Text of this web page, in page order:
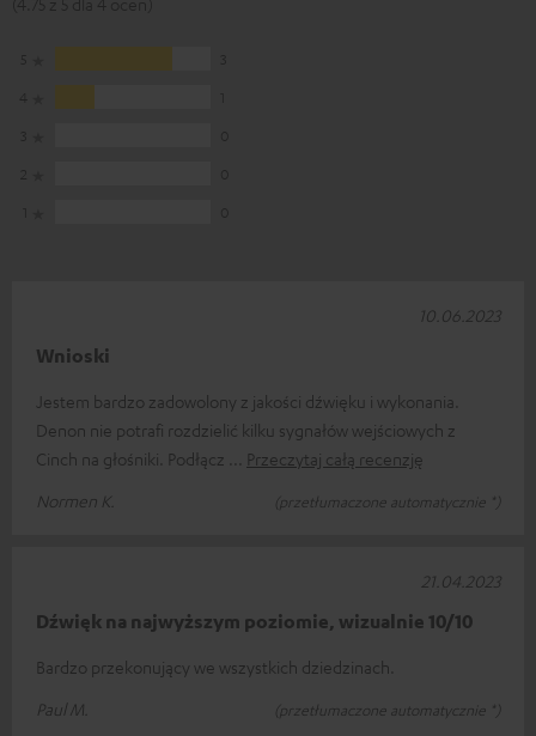
Wnioski
Jestem bardzo zadowolony z jakości dźwięku i wykonania.
Denon nie potrafi rozdzielić kilku sygnałów wejściowych z
Cinch na głośniki. Podłącz
Przeczytaj całą recenzję
Normen K.
(przetłumaczone automatycznie *)
10.06.2023
Dźwięk na najwyższym poziomie, wizualnie 10/10
Bardzo przekonujący we wszystkich dziedzinach.
Paul M.
(przetłumaczone automatycznie *)
21.04.2023